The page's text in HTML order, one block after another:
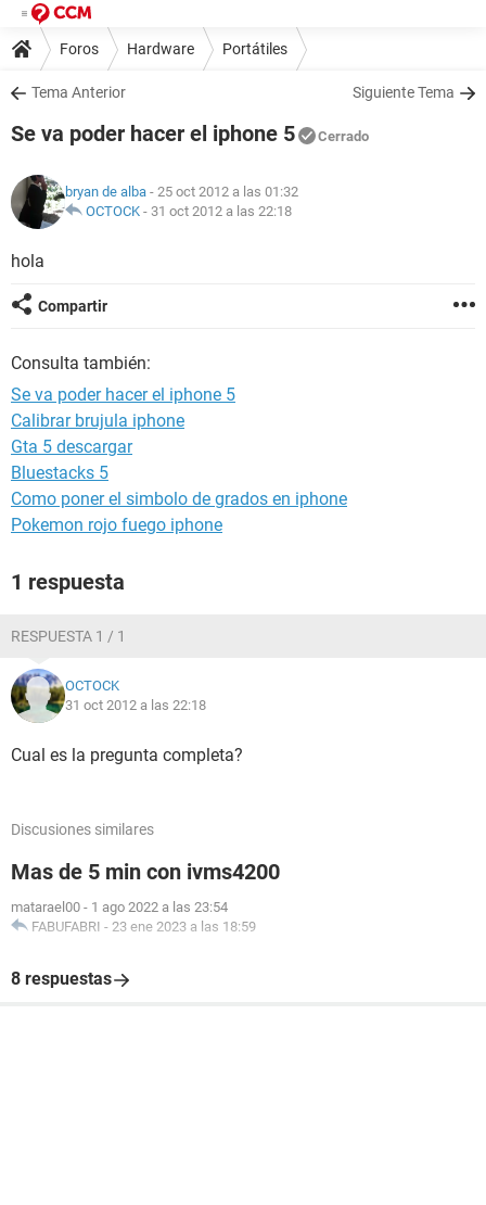
Foros Hardware Portátiles
Tema Anterior Siguiente Tema
Se va poder hacer el iphone 5 Cerrado
bryan de alba - 25 oct 2012 a las 01:32
OCTOCK - 31 oct 2012 a las 22:18
hola
Compartir
Consulta también:
Se va poder hacer el iphone 5
Calibrar brujula iphone
Gta 5 descargar
Bluestacks 5
Como poner el simbolo de grados en iphone
Pokemon rojo fuego iphone
1 respuesta
RESPUESTA 1 / 1
OCTOCK
31 oct 2012 a las 22:18
Cual es la pregunta completa?
Discusiones similares
Mas de 5 min con ivms4200
matarael00 - 1 ago 2022 a las 23:54
FABUFABRI - 23 ene 2023 a las 18:59
8 respuestas